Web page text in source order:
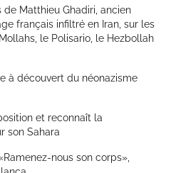
de Matthieu Ghadiri, ancien
français infiltré en Iran, sur les
le Polisario, le Hezbollah
à découvert du néonazisme
et reconnaît la
son Sahara
nous son corps»,